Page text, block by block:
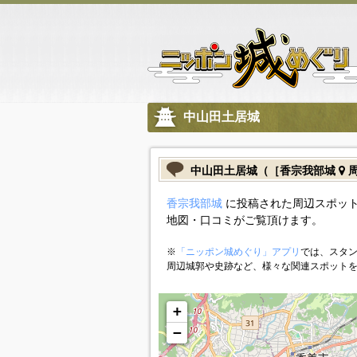
中山田土居城
中山田土居城（［香宗我部城
香宗我部城に投稿された周辺スポッ
地図・口コミがご覧頂けます。
※ 「ニッポン城めぐり」アプリ では、スタ
周辺城郭や史跡など、様々な関連スポット
+
−